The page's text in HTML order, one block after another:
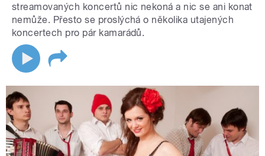
streamovaných koncertů nic nekoná a nic se ani konat
nemůže. Přesto se proslýchá o několika utajených
koncertech pro pár kamarádů.